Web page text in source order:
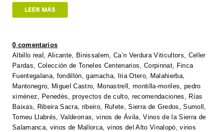
at
A
p
p
tt
o
o
k
n
n
k
LEER MÁS
0 comentarios
Albillo real , Alicante, Binissalem, Ca’n Verdura Viticultors, Celler
Pardas, Colección de Toneles Centenarios, Corpinnat, Finca
Fuentegalana, fondillón,garnacha, Iria Otero, Malahierba,
Mantonegro, Miguel Castro, Monastrell , montilla-moriles, pedro
ximénez, Penedès, proyectos de culto, recomendaciones , Rías
Baixas, Ribeira Sacra, ribeiro, Rufete,Sierra de Gredos ,Sumoll ,
Tomeu Llabrés, Valdeorras, vinos de Ávila,Vinos de la Sierra de
Salamanca, vinos de Mallorca, vinos del Alto Vinalopó,vinos